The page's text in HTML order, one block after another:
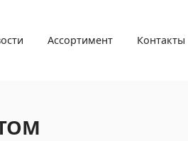
Ассортимент Контакты